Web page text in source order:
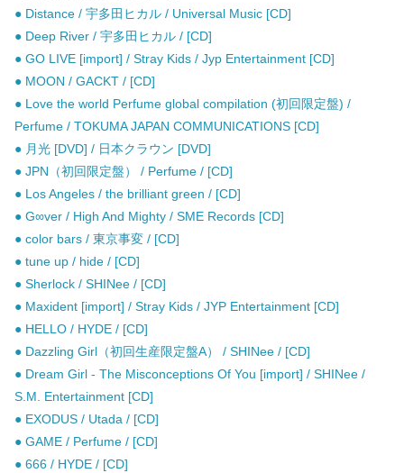
● Distance / 宇多田ヒカル / Universal Music [CD]
● Deep River / 宇多田ヒカル / [CD]
● GO LIVE [import] / Stray Kids / Jyp Entertainment [CD]
● MOON / GACKT / [CD]
● Love the world Perfume global compilation (初回限定盤) /
Perfume / TOKUMA JAPAN COMMUNICATIONS [CD]
● 月光 [DVD] / 日本クラウン [DVD]
● JPN（初回限定盤） / Perfume / [CD]
● Los Angeles / the brilliant green / [CD]
● G∞ver / High And Mighty / SME Records [CD]
● color bars / 東京事変 / [CD]
● tune up / hide / [CD]
● Sherlock / SHINee / [CD]
● Maxident [import] / Stray Kids / JYP Entertainment [CD]
● HELLO / HYDE / [CD]
● Dazzling Girl（初回生産限定盤A） / SHINee / [CD]
● Dream Girl - The Misconceptions Of You [import] / SHINee /
S.M. Entertainment [CD]
● EXODUS / Utada / [CD]
● GAME / Perfume / [CD]
● 666 / HYDE / [CD]